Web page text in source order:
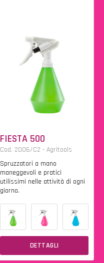
FIESTA 500
Cod. 2006/C2 - Agritools
Spruzzatori a mano
maneggevoli e pratici
utilissimi nelle attività di ogni
giorno.
DETTAGLI